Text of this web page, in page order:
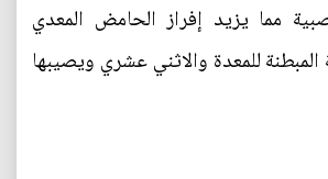
مما يزيد إفراز الحامض المعدي
للمعدة والاثني عشري ويصيبها